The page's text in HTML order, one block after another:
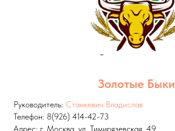
Золотые Быки
Руководитель: Станкевич Владислав
Телефон: 8(926) 414-42-73
Адрес: г. Москва, ул. Тимирязевская, 49